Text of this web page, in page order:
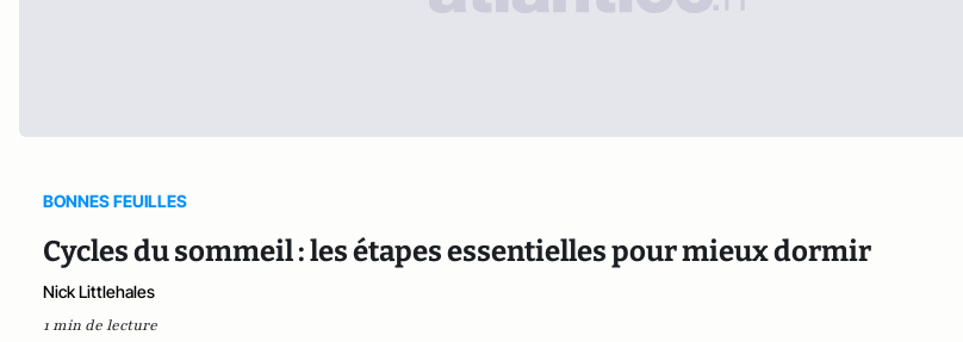
BONNES FEUILLES
Cycles du sommeil : les étapes essentielles pour mieux dormir
Nick Littlehales
1 min de lecture